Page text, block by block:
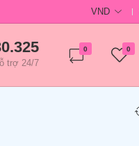
VND
trợ 24/7
0 0